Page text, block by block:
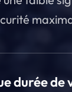
durée de